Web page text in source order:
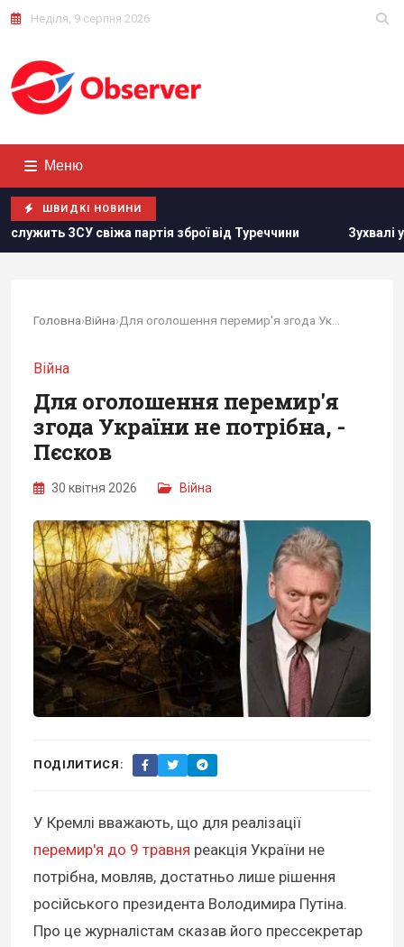
Неділя, 9 серпня 2026
Меню
ШВИДКІ НОВИНИ
партія зброї від Туреччини Зухвалі удари України по
Головна›Війна›
Війна
Для оголошення перемир'я
згода України не потрібна, -
Пєсков
30 квітня 2026 Війна
ПОДІЛИТИСЯ:
У Кремлі вважають, що для реалізації
перемир'я до 9 травня реакція України не
потрібна, мовляв, достатньо лише рішення
російського президента Володимира Путіна.
Про це журналістам сказав його прессекретар